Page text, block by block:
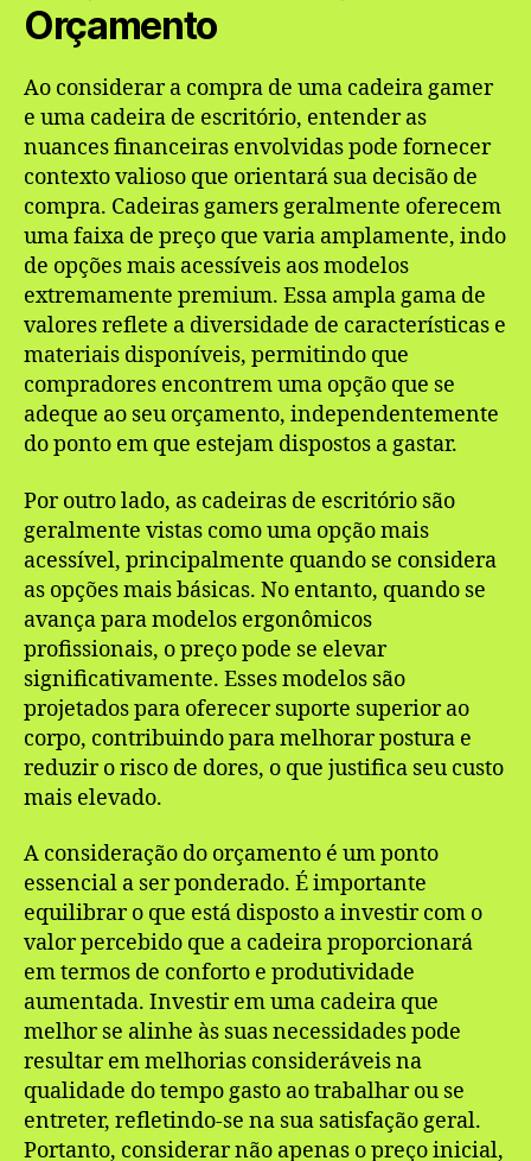
Orçamento
Ao considerar a compra de uma cadeira gamer
e uma cadeira de escritório, entender as
nuances financeiras envolvidas pode fornecer
contexto valioso que orientará sua decisão de
compra. Cadeiras gamers geralmente oferecem
uma faixa de preço que varia amplamente, indo
de opções mais acessíveis aos modelos
extremamente premium. Essa ampla gama de
valores reflete a diversidade de características e
materiais disponíveis, permitindo que
compradores encontrem uma opção que se
adeque ao seu orçamento, independentemente
do ponto em que estejam dispostos a gastar.
Por outro lado, as cadeiras de escritório são
geralmente vistas como uma opção mais
acessível, principalmente quando se considera
as opções mais básicas. No entanto, quando se
avança para modelos ergonômicos
profissionais, o preço pode se elevar
significativamente. Esses modelos são
projetados para oferecer suporte superior ao
corpo, contribuindo para melhorar postura e
reduzir o risco de dores, o que justifica seu custo
mais elevado.
A consideração do orçamento é um ponto
essencial a ser ponderado. É importante
equilibrar o que está disposto a investir com o
valor percebido que a cadeira proporcionará
em termos de conforto e produtividade
aumentada. Investir em uma cadeira que
melhor se alinhe às suas necessidades pode
resultar em melhorias consideráveis na
qualidade do tempo gasto ao trabalhar ou se
entreter, refletindo-se na sua satisfação geral.
Portanto, considerar não apenas o preço inicial,